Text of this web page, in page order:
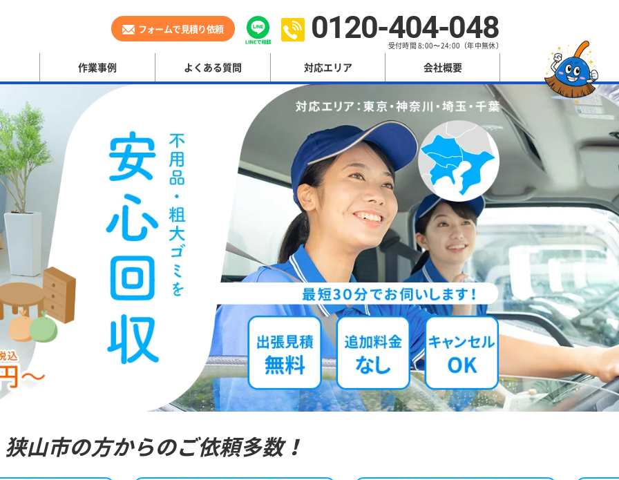
フォームで見積り依頼 0120-404-048
受付時間 8:00〜24:00（年中無休）
作業事例 よくある質問 対応エリア 会社概要
狭山市の方からのご依頼多数！